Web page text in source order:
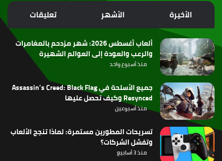
الموقع
RSS
الأخيرة الأشهر تعليقات
ألعاب أغسطس 2026: شهر مزدحم بالمغامرات
والرعب والعودة إلى العوالم الشهيرة
منذ أسبوع واحد
جميع الأسلحة في Assassin’s Creed: Black Flag
Resynced وكيف تحصل عليها
منذ أسبوعين
تسريحات المطورين مستمرة: لماذا تنجح الألعاب
وتفشل الشركات؟
منذ 3 أسابيع